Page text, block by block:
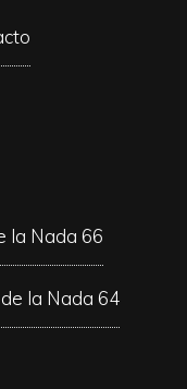
la Nada 66
la Nada 64